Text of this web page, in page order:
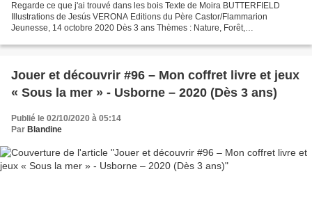
Regarde ce que j'ai trouvé dans les bois Texte de Moira BUTTERFIELD
Illustrations de Jesús VERONA Editions du Père Castor/Flammarion
Jeunesse, 14 octobre 2020 Dès 3 ans Thèmes : Nature, Forêt,
Jouer et découvrir #96 – Mon coffret livre et jeux
« Sous la mer » - Usborne – 2020 (Dès 3 ans)
Publié le 02/10/2020 à 05:14
Par Blandine